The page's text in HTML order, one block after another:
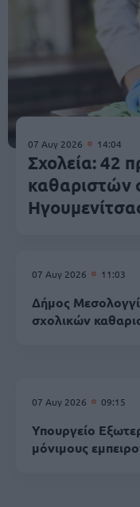
07 Αυγ 2026 14:04
Σχολεία: 42
καθαριστών
07 Αυγ 2026 11:03
Δήμος
σχολικών
07 Αυγ 2026 09:15
Υπουργείο
μόνιμους